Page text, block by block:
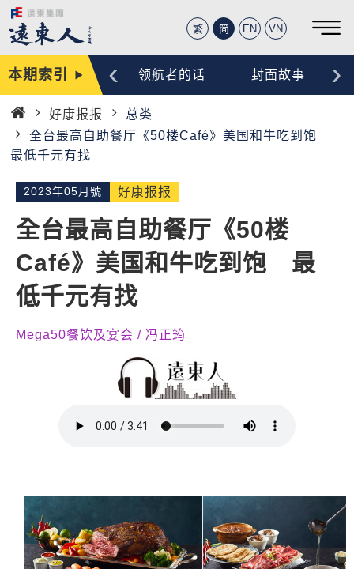
繁 简 EN VN
本期索引编辑手记 领航者的话 封面故事
‹ ›
首
页
好康报报
总类
全台最高自助餐厅《50楼Café》美国和牛吃到饱
最低千元有找
2023年05月號 好康报报
全台最高自助餐厅《50楼
Café》美国和牛吃到饱 最
低千元有找
Mega50餐饮及宴会 / 冯正筠